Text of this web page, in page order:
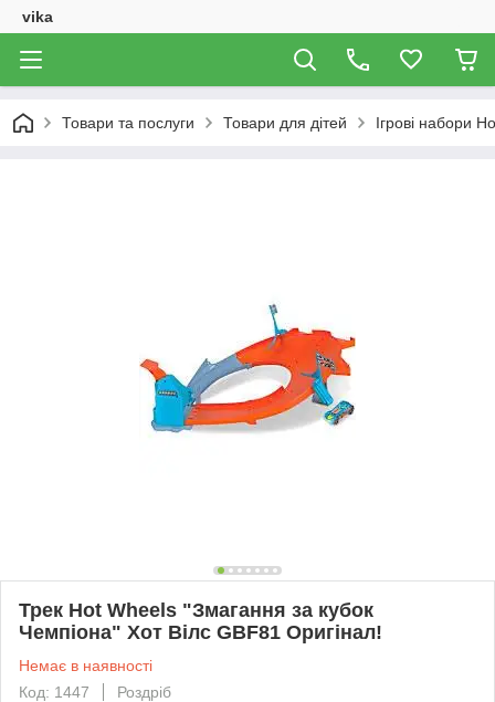
vika
Товари та послуги Товари для дітей Ігрові набори
Трек Hot Wheels "Змагання за кубок
Чемпіона" Хот Вілс GBF81 Оригінал!
Немає в наявності
Код: 1447
Роздріб